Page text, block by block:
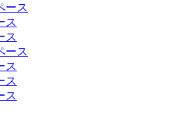
ース
ス
ス
ース
ス
ス
ス